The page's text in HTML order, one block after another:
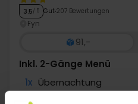
3.5/ 5 Gut 207 Bewertungen
Fyn
91,-
Inkl. 2-Gänge Menü
1x Übernachtung